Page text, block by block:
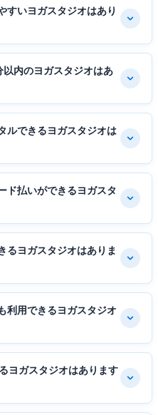
すいヨガスタジオはあり
内のヨガスタジオはあ
ルできるヨガスタジオは
ド払いができるヨガスタ
るヨガスタジオはありま
利用できるヨガスタジオ
ヨガスタジオはあります